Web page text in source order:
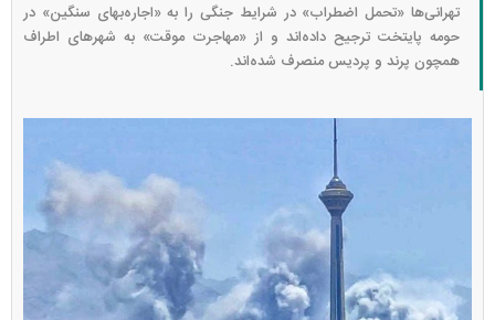
تهرانی‌ها «تحمل اضطراب» در شرایط جنگی را به «اجاره‌بهای سنگین» در
حومه پایتخت ترجیح داده‌اند و از «مهاجرت موقت» به شهر‌های اطراف
همچون پرند و پردیس منصرف شده‌اند.